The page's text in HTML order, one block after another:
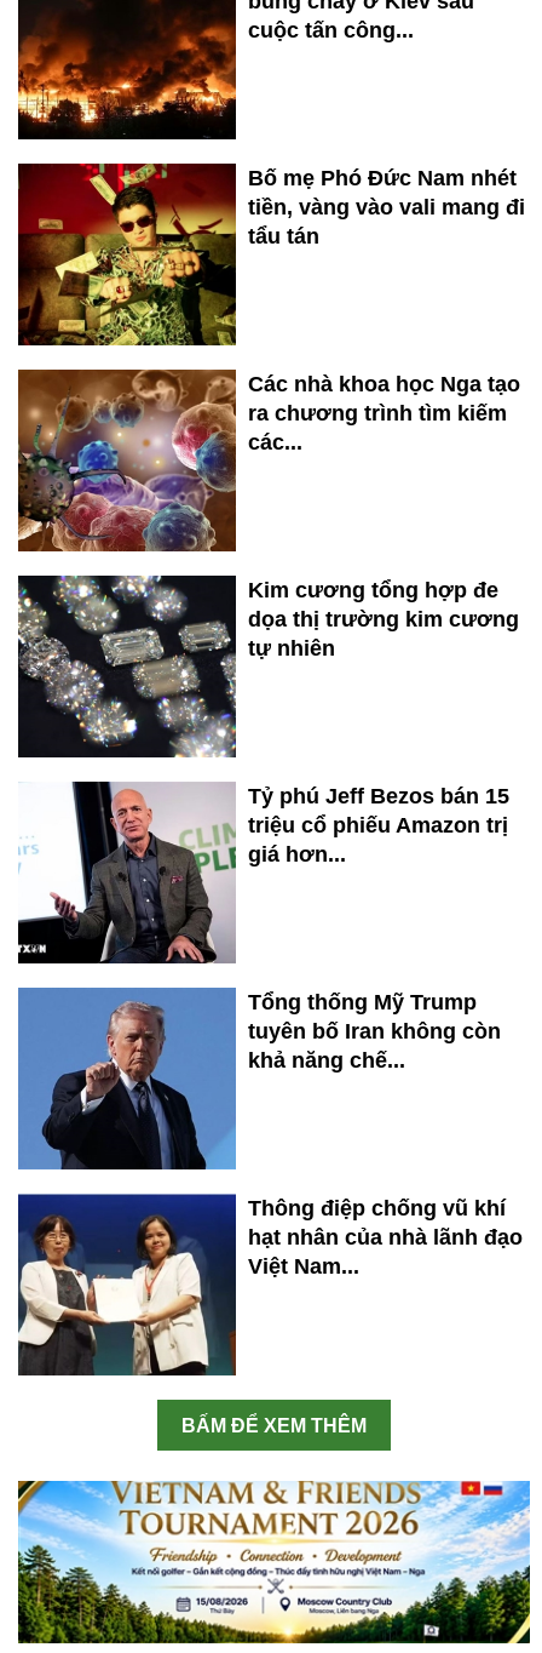
cuộc tấn công...
Bố mẹ Phó Đức Nam nhét
tiền, vàng vào vali mang đi
tẩu tán
Các nhà khoa học Nga tạo
ra chương trình tìm kiếm
các...
Kim cương tổng hợp đe
dọa thị trường kim cương
tự nhiên
Tỷ phú Jeff Bezos bán 15
triệu cổ phiếu Amazon trị
giá hơn...
Tổng thống Mỹ Trump
tuyên bố Iran không còn
khả năng chế...
Thông điệp chống vũ khí
hạt nhân của nhà lãnh đạo
Việt Nam...
BẤM ĐỂ XEM THÊM